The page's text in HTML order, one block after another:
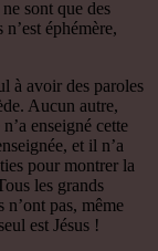
sont que des
éphémère,
à avoir des paroles
Aucun autre,
enseigné cette
et il n’a
pour montrer la
les grands
n’ont pas, même
est Jésus !